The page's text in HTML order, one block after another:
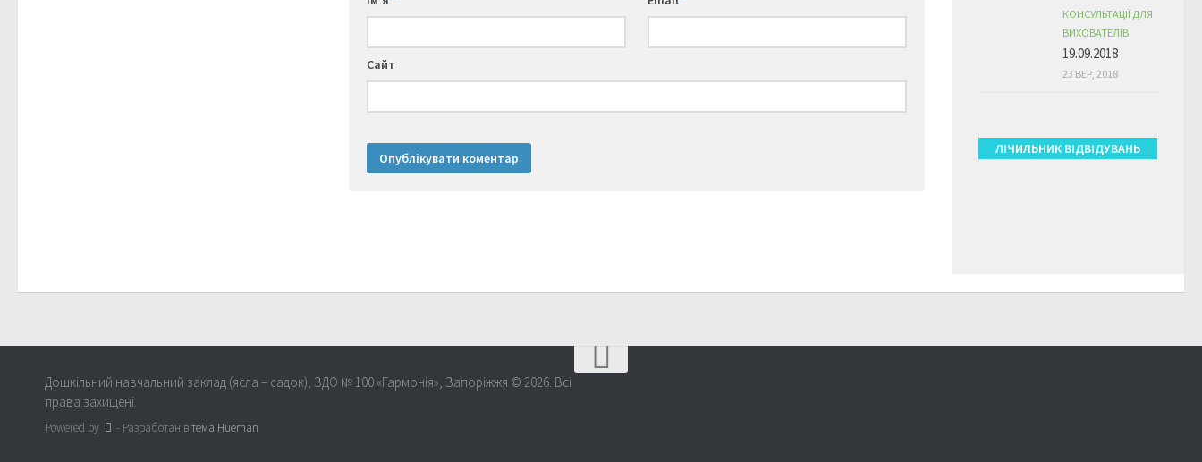
Сайт
КОНСУЛЬТАЦІЇ ДЛЯ
ВИХОВАТЕЛІВ
19.09.2018
23 ВЕР, 2018
ЛІЧИЛЬНИК ВІДВІДУВАНЬ
Дошкільний навчальний заклад (ясла – садок), ЗДО № 100 «Гармонія», Запоріжжя © 2026. Всі
права захищені.
Powered by - Разработан втема Hueman